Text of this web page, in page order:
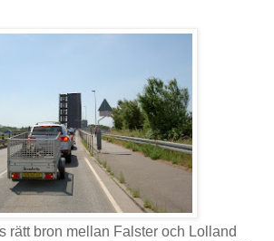
rätt bron mellan Falster och Lolland